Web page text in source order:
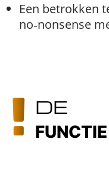
Een betrokken
no‑nonsense
DE